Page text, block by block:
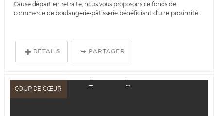
Cause départ en retraite, nous vous proposons ce fonds de
commerce de boulangerie-pâtisserie bénéficiant d’une proximité...
DÉTAILS PARTAGER
COUP DE CŒUR